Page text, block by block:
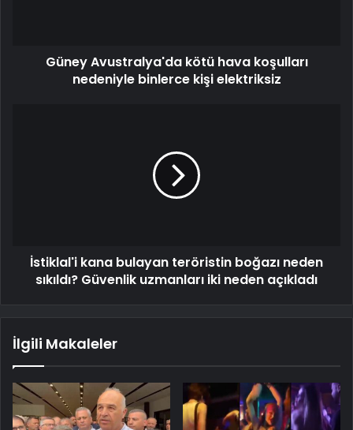
Güney Avustralya'da kötü hava koşulları
nedeniyle binlerce kişi elektriksiz
İstiklal'i kana bulayan teröristin boğazı neden
sıkıldı? Güvenlik uzmanları iki neden açıkladı
İlgili Makaleler